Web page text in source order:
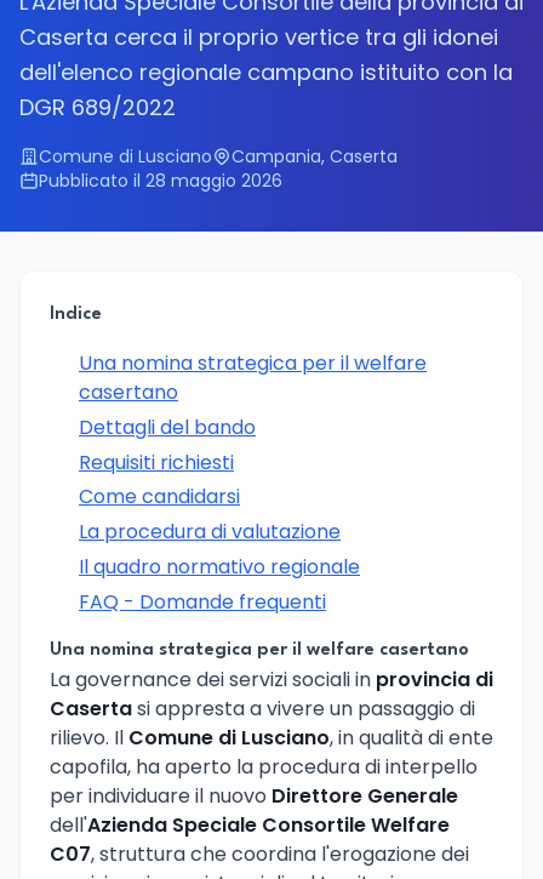
Caserta cerca il proprio vertice tra gli idonei
dell'elenco regionale campano istituito con la
DGR 689/2022
Comune di Lusciano
Campania, Caserta
Pubblicato il 28 maggio 2026
Indice
Una nomina strategica per il welfare
casertano
Dettagli del bando
Requisiti richiesti
Come candidarsi
La procedura di valutazione
Il quadro normativo regionale
FAQ - Domande frequenti
Una nomina strategica per il welfare casertano
La governance dei servizi sociali in provincia di
Casertasi appresta a vivere un passaggio di
rilievo. Il Comune di Lusciano, in qualità di ente
capofila, ha aperto la procedura di interpello
per individuare il nuovo Direttore Generale
dell'Azienda Speciale Consortile Welfare
C07, struttura che coordina l'erogazione dei